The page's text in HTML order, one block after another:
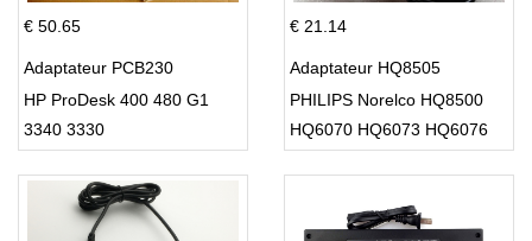
€ 50.65
Adaptateur PCB230
HP ProDesk 400 480 G1
3340 3330
€ 21.14
Adaptateur HQ8505
PHILIPS Norelco HQ8500
HQ6070 HQ6073 HQ6076